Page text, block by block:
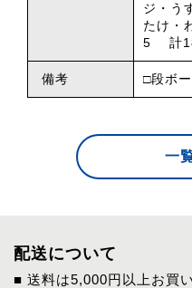
ジ・う
たけ・
5 計
備考 □段ボ
一
配送について
■ 送料は5,000円以上お買